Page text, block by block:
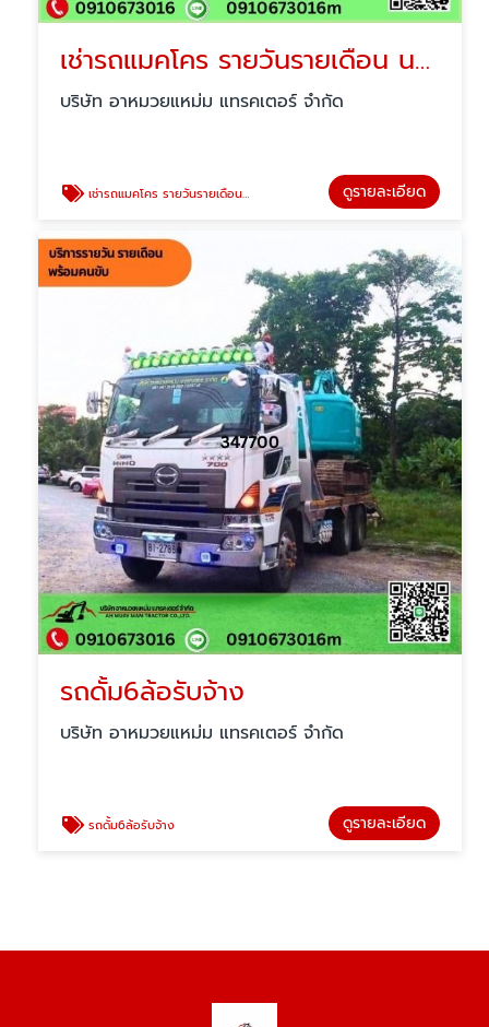
เช่ารถแมคโคร รายวันรายเดือน นนทบุรี
บริษัท อาหมวยแหม่ม แทรคเตอร์ จำกัด
เช่ารถแมคโคร รายวันรายเดือน นนทบุรี ดูรายละเอียด
รถดั้ม6ล้อรับจ้าง
บริษัท อาหมวยแหม่ม แทรคเตอร์ จำกัด
รถดั้ม6ล้อรับจ้าง ดูรายละเอียด